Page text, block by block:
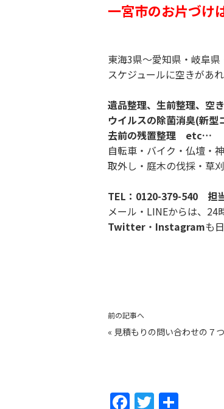
一宮市のお片づけ
東海3県～愛知県・岐阜県
スケジュールに空きがあ
遺品整理、生前整理、空
ウイルスの除菌消臭(新
去前の残置整理 etc…
自転車・バイク・仏壇・
取外し・庭木の伐採・草
TEL： 0120-379-540 担
メール・LINEからは、24
Twitter ・ Instagramも
前の記事へ
« 見積もりの問い合わせの７
F T